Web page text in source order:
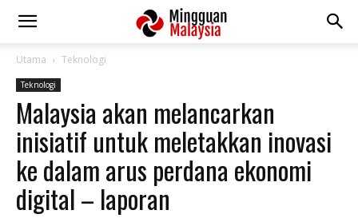
Utama Teknologi
Teknologi
Malaysia akan melancarkan
inisiatif untuk meletakkan inovasi
ke dalam arus perdana ekonomi
digital – laporan